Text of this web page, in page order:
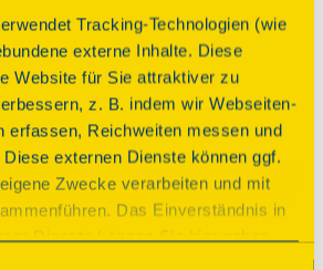
Tracking-Technologien (wie
externe Inhalte. Diese
Website für Sie attraktiver zu
z. B. indem wir Webseiten-
erfassen, Reichweiten messen und
externen Dienste können ggf.
Zwecke verarbeiten und mit
Das Einverständnis in
Dienste können Sie hier geben.